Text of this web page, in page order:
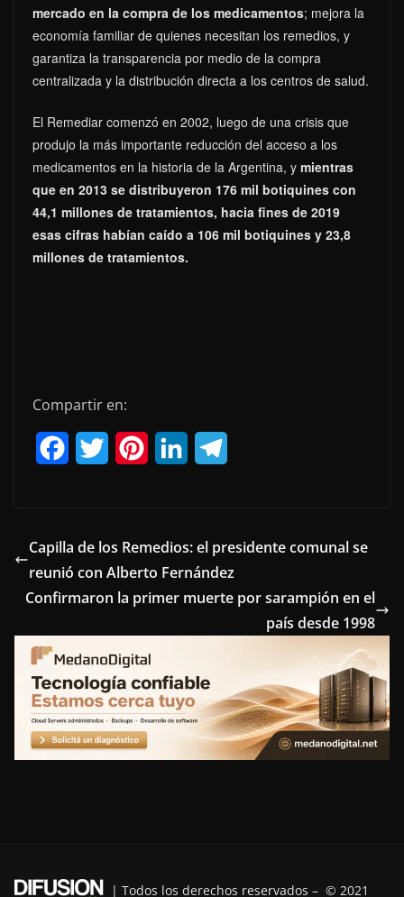
mercado en la compra de los medicamentos; mejora la
economía familiar de quienes necesitan los remedios, y
garantiza la transparencia por medio de la compra
centralizada y la distribución directa a los centros de salud.
El Remediar comenzó en 2002, luego de una crisis que
produjo la más importante reducción del acceso a los
medicamentos en la historia de la Argentina, y mientras
que en 2013 se distribuyeron 176 mil botiquines con
44,1 millones de tratamientos, hacia fines de 2019
esas cifras habían caído a 106 mil botiquines y 23,8
millones de tratamientos.
Compartir en:
e
b
o
o
k
t
t
e
r
t
e
r
e
s
t
k
e
d
I
n
e
g
r
a
Capilla de los Remedios: el presidente comunal se
reunió con Alberto Fernández
Confirmaron la primer muerte por sarampión en el
país desde 1998
| Todos los derechos reservados – © 2021